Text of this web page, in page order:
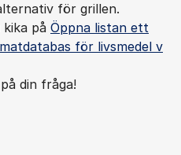
för grillen.
på Öppna listan ett
för livsmedel v
din fråga!